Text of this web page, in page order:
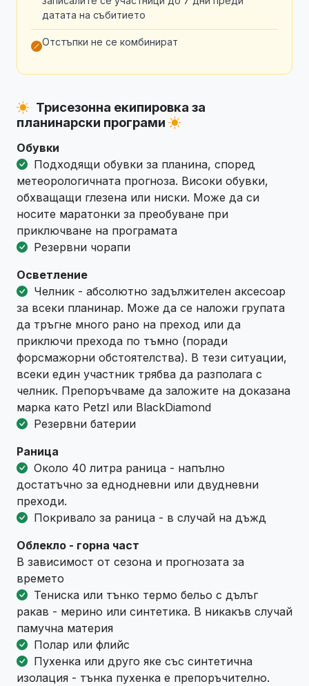
датата на събитието
Отстъпки не се комбинират
Трисезонна екипировка за
планинарски програми
Обувки
Подходящи обувки за планина, според
метеорологичната прогноза. Високи обувки,
обхващащи глезена или ниски. Може да си
носите маратонки за преобуване при
приключване на програмата
Резервни чорапи
Осветление
Челник - абсолютно задължителен аксесоар
за всеки планинар. Може да се наложи групата
да тръгне много рано на преход или да
приключи прехода по тъмно (поради
форсмажорни обстоятелства). В тези ситуации,
всеки един участник трябва да разполага с
челник. Препоръчваме да заложите на доказана
марка като Petzl или BlackDiamond
Резервни батерии
Раница
Около 40 литра раница - напълно
достатъчно за еднодневни или двудневни
преходи.
Покривало за раница - в случай на дъжд
Облекло - горна част
В зависимост от сезона и прогнозата за
времето
Тениска или тънко термо бельо с дълъг
ракав - мерино или синтетика. В никакъв случай
памучна материя
Полар или флийс
Пухенка или друго яке със синтетична
изолация - тънка пухенка е препоръчително.